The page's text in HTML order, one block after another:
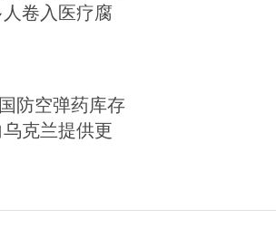
卷入医疗腐
防空弹药库存
克兰提供更